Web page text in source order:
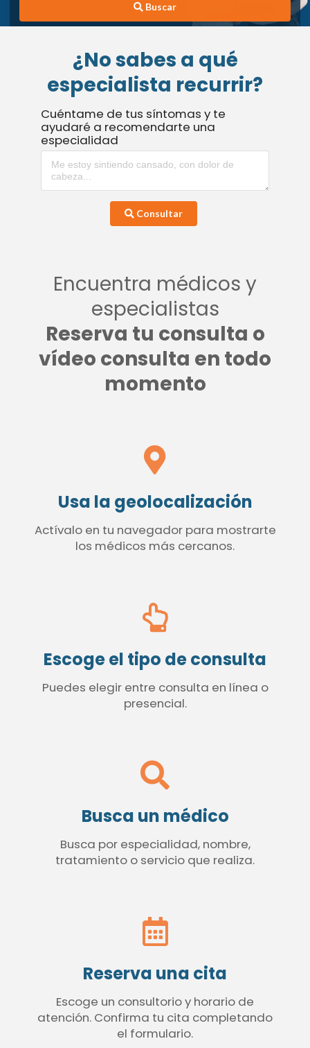
Buscar
¿No sabes a qué
especialista recurrir?
Cuéntame de tus síntomas y te
ayudaré a recomendarte una
especialidad
Consultar
Encuentra médicos y
especialistas
Reserva tu consulta o
vídeo consulta en todo
momento
Usa la geolocalización
Actívalo en tu navegador para mostrarte
los médicos más cercanos.
Escoge el tipo de consulta
Puedes elegir entre consulta en línea o
presencial.
Busca un médico
Busca por especialidad, nombre,
tratamiento o servicio que realiza.
Reserva una cita
Escoge un consultorio y horario de
atención. Confirma tu cita completando
el formulario.